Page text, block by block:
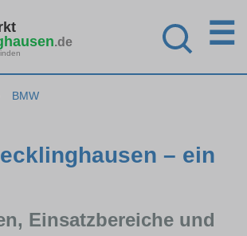
.de ☰
BMW
– ein
Einsatzbereiche und